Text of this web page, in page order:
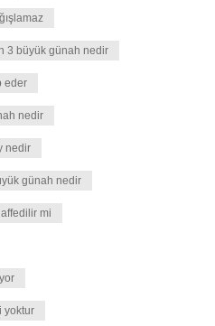
3 büyük günah nedir
eder
nedir
nedir
günah nedir
mi
yoktur